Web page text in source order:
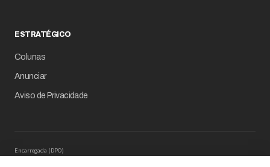
ESTRATÉGICO
Colunas
Anunciar
Aviso de Privacidade
Encarregada (DPO)